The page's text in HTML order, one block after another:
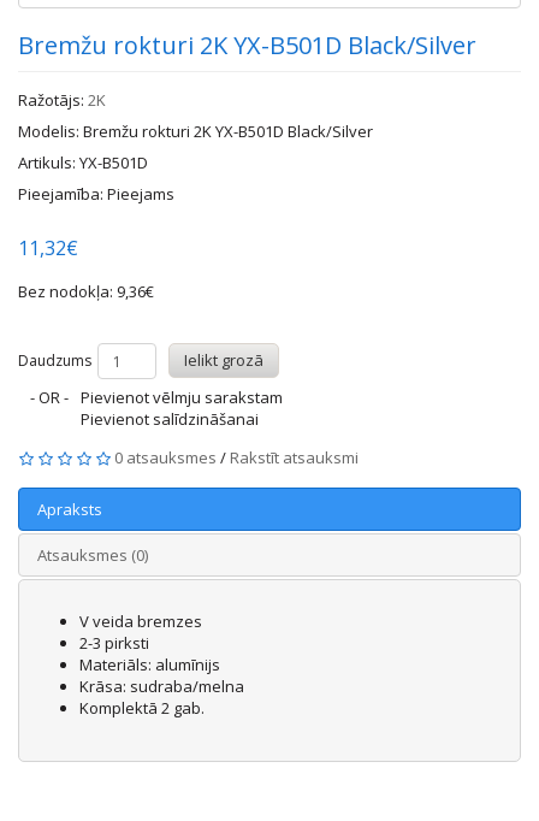
Bremžu rokturi 2K YX-B501D Black/Silver
Ražotājs: 2K
Modelis: Bremžu rokturi 2K YX-B501D Black/Silver
Artikuls: YX-B501D
Pieejamība: Pieejams
11,32€
Bez nodokļa: 9,36€
Daudzums
Ielikt grozā
- OR - Pievienot vēlmju sarakstam
Pievienot salīdzināšanai
0 atsauksmes / Rakstīt atsauksmi
Apraksts
Atsauksmes (0)
V veida bremzes
2-3 pirksti
Materiāls: alumīnijs
Krāsa: sudraba/melna
Komplektā 2 gab.